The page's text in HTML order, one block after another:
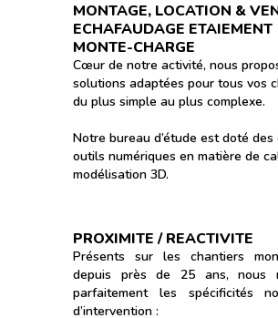
MONTAGE, LOCATION &
ECHAFAUDAGE ETAIEMENT
MONTE-CHARGE
Cœur de notre activité, nous
solutions adaptées pour tous vos
du plus simple au plus complexe.
Notre bureau d’étude est doté des
outils numériques en matière de
modélisation 3D.
PROXIMITE / REACTIVITE
Présents sur les chantiers
depuis près de 25 ans, nous
parfaitement les spécificités
d’intervention :